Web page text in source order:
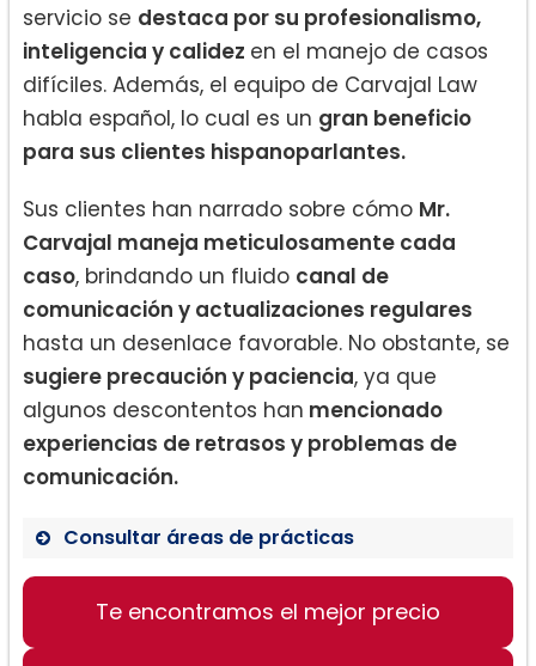
servicio se destaca por su profesionalismo,
inteligencia y calidez en el manejo de casos
difíciles. Además, el equipo de Carvajal Law
habla español, lo cual es un gran beneficio
para sus clientes hispanoparlantes.
Sus clientes han narrado sobre cómo Mr.
Carvajal maneja meticulosamente cada
caso, brindando un fluido canal de
comunicación y actualizaciones regulares
hasta un desenlace favorable. No obstante, se
sugiere precaución y paciencia, ya que
algunos descontentos han mencionado
experiencias de retrasos y problemas de
comunicación.
Consultar áreas de prácticas
Abogados de Divorcio
Manejo de Casos de Familia
Te encontramos el mejor precio